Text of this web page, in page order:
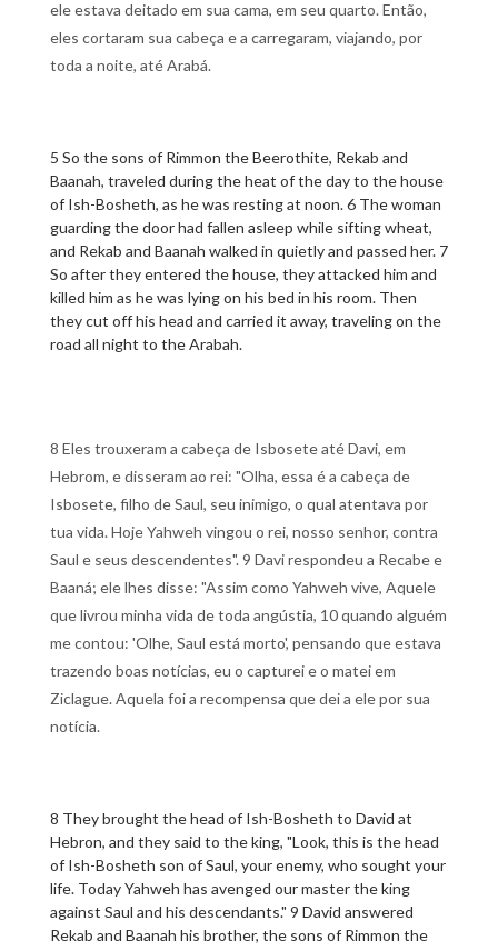
ele estava deitado em sua cama, em seu quarto. Então,
eles cortaram sua cabeça e a carregaram, viajando, por
toda a noite, até Arabá.
5 So the sons of Rimmon the Beerothite, Rekab and
Baanah, traveled during the heat of the day to the house
of Ish-Bosheth, as he was resting at noon. 6 The woman
guarding the door had fallen asleep while sifting wheat,
and Rekab and Baanah walked in quietly and passed her. 7
So after they entered the house, they attacked him and
killed him as he was lying on his bed in his room. Then
they cut off his head and carried it away, traveling on the
road all night to the Arabah.
8 Eles trouxeram a cabeça de Isbosete até Davi, em
Hebrom, e disseram ao rei: "Olha, essa é a cabeça de
Isbosete, filho de Saul, seu inimigo, o qual atentava por
tua vida. Hoje Yahweh vingou o rei, nosso senhor, contra
Saul e seus descendentes". 9 Davi respondeu a Recabe e
Baaná; ele lhes disse: "Assim como Yahweh vive, Aquele
que livrou minha vida de toda angústia, 10 quando alguém
me contou: 'Olhe, Saul está morto', pensando que estava
trazendo boas notícias, eu o capturei e o matei em
Ziclague. Aquela foi a recompensa que dei a ele por sua
notícia.
8 They brought the head of Ish-Bosheth to David at
Hebron, and they said to the king, "Look, this is the head
of Ish-Bosheth son of Saul, your enemy, who sought your
life. Today Yahweh has avenged our master the king
against Saul and his descendants." 9 David answered
Rekab and Baanah his brother, the sons of Rimmon the